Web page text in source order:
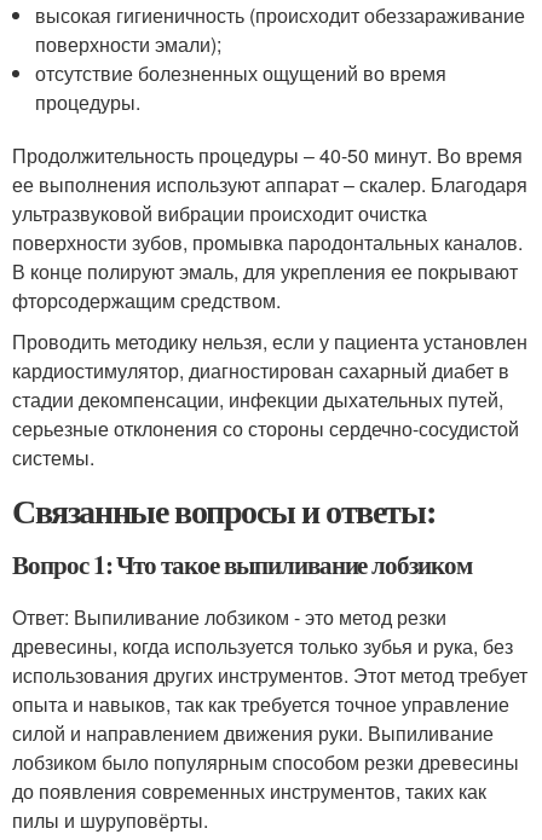
высокая гигиеничность (происходит обеззараживание
поверхности эмали);
отсутствие болезненных ощущений во время
процедуры.
Продолжительность процедуры – 40-50 минут. Во время
ее выполнения используют аппарат – скалер. Благодаря
ультразвуковой вибрации происходит очистка
поверхности зубов, промывка пародонтальных каналов.
В конце полируют эмаль, для укрепления ее покрывают
фторсодержащим средством.
Проводить методику нельзя, если у пациента установлен
кардиостимулятор, диагностирован сахарный диабет в
стадии декомпенсации, инфекции дыхательных путей,
серьезные отклонения со стороны сердечно-сосудистой
системы.
Связанные вопросы и ответы:
Вопрос 1: Что такое выпиливание лобзиком
Ответ: Выпиливание лобзиком - это метод резки
древесины, когда используется только зубья и рука, без
использования других инструментов. Этот метод требует
опыта и навыков, так как требуется точное управление
силой и направлением движения руки. Выпиливание
лобзиком было популярным способом резки древесины
до появления современных инструментов, таких как
пилы и шуруповёрты.